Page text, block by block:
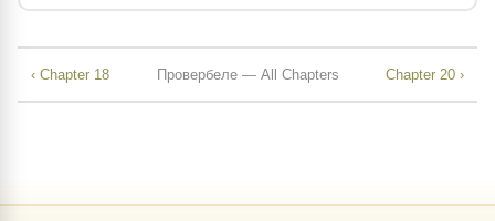
‹ Chapter 18 Провербеле — All Chapters Chapter 20 ›